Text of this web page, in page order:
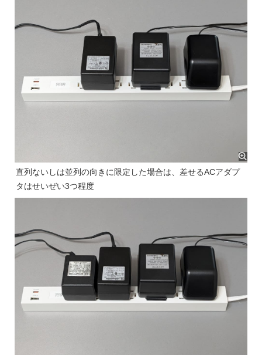
直列ないしは並列の向きに限定した場合は、差せるACアダプ
タはせいぜい3つ程度